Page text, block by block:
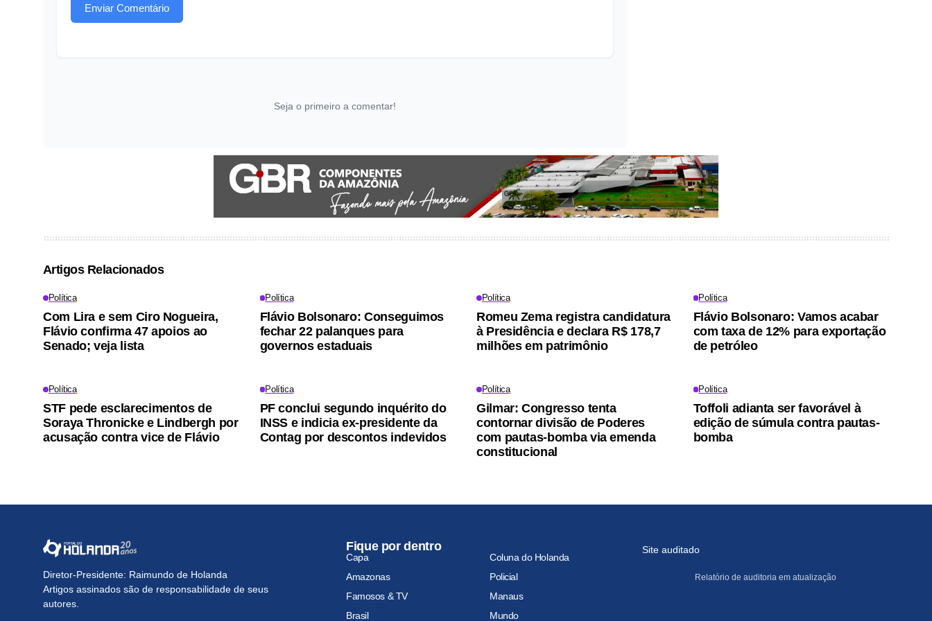
Enviar Comentário
Seja o primeiro a comentar!
Artigos Relacionados
Política
Com Lira e sem Ciro Nogueira,
Flávio confirma 47 apoios ao
Senado; veja lista
Política
Flávio Bolsonaro: Conseguimos
fechar 22 palanques para
governos estaduais
Política
Romeu Zema registra candidatura
à Presidência e declara R$ 178,7
milhões em patrimônio
Política
Flávio Bolsonaro: Vamos acabar
com taxa de 12% para exportação
de petróleo
Política
STF pede esclarecimentos de
Soraya Thronicke e Lindbergh por
acusação contra vice de Flávio
Política
PF conclui segundo inquérito do
INSS e indicia ex-presidente da
Contag por descontos indevidos
Política
Gilmar: Congresso tenta
contornar divisão de Poderes
com pautas-bomba via emenda
constitucional
Política
Toffoli adianta ser favorável à
edição de súmula contra pautas-
bomba
Diretor-Presidente: Raimundo de Holanda
Artigos assinados são de responsabilidade de seus
autores.
Fique por dentro
Capa
Coluna do Holanda
Amazonas
Policial
Famosos & TV
Manaus
Brasil
Mundo
Site auditado
Relatório de auditoria em atualização